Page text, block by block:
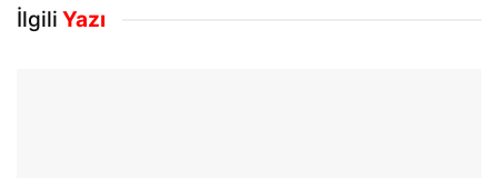
İlgili Yazı